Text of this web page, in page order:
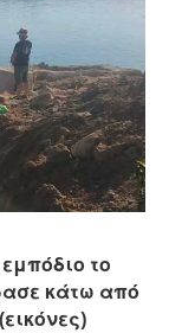
το
κάτω από